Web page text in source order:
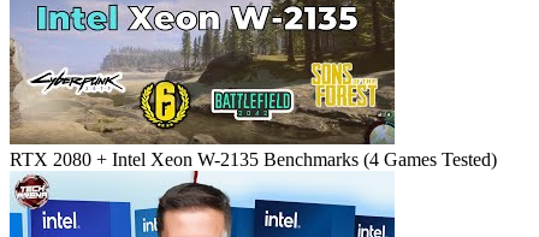
RTX 2080 + Intel Xeon W-2135 Benchmarks (4 Games Tested)